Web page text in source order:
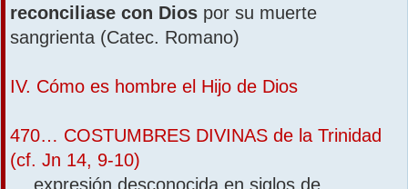
reconciliase con Dios por su muerte
sangrienta (Catec. Romano)
IV. Cómo es hombre el Hijo de Dios
470… COSTUMBRES DIVINAS de la Trinidad
(cf. Jn 14, 9-10)
… expresión desconocida en siglos de